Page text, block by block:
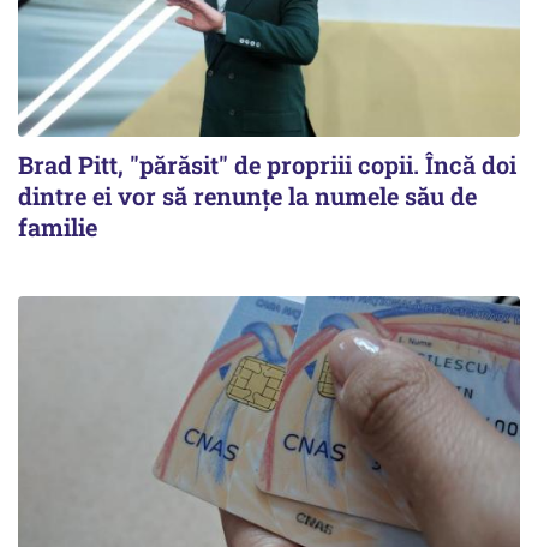
Brad Pitt, "părăsit" de propriii copii. Încă doi
dintre ei vor să renunțe la numele său de
familie